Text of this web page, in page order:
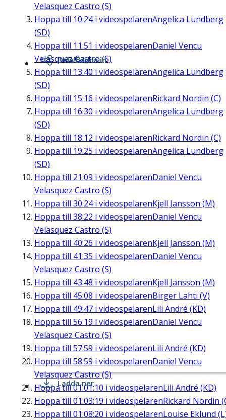
Velasquez Castro (S)
Hoppa till 10:24i videospelarenAngelica Lundberg
(SD)
Hoppa till 11:51 i videospelarenDaniel Vencu
Velasquez Castro (S)
Hoppa till 13:40 i videospelarenAngelica Lundberg
(SD)
Hoppa till 15:16 i videospelarenRickard Nordin (C)
Hoppa till 16:30 i videospelarenAngelica Lundberg
(SD)
Hoppa till 18:12 i videospelarenRickard Nordin (C)
Hoppa till 19:25 i videospelarenAngelica Lundberg
(SD)
Hoppa till 21:09 i videospelarenDaniel Vencu
Velasquez Castro (S)
Hoppa till 30:24i videospelarenKjell Jansson (M)
Hoppa till 38:22 i videospelarenDaniel Vencu
Velasquez Castro (S)
Hoppa till 40:26 i videospelarenKjell Jansson (M)
Hoppa till 41:35 i videospelarenDaniel Vencu
Velasquez Castro (S)
Hoppa till 43:48 i videospelarenKjell Jansson (M)
Hoppa till 45:08 i videospelarenBirger Lahti (V)
Hoppa till 49:47 i videospelarenLili André (KD)
Hoppa till 56:19 i videospelarenDaniel Vencu
Velasquez Castro (S)
Hoppa till 57:59 i videospelarenLili André (KD)
Hoppa till 58:59 i videospelarenDaniel Vencu
Velasquez Castro (S)
Hoppa till01:01:10 i videospelarenLili André (KD)
Hoppa till 01:03:19 i videospelarenRickard Nordin
Hoppa till 01:08:20 i videospelarenLouise Eklund
Dela/Bädda in
Ladda ner